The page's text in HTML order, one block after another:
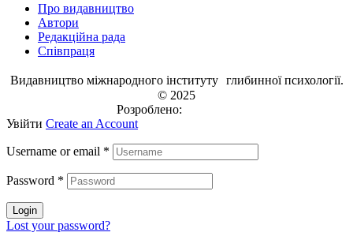
Про видавництво
Автори
Редакційна рада
Співпраця
Видавництво міжнародного інституту глибинної психології.
© 2025
Розроблено:
Увійти Create an Account
Username or email *
Password *
Login
Lost your password?